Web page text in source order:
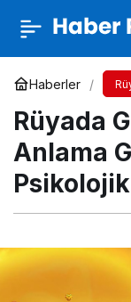
Haberler
Rüyada
Anlama
Rüyada
İslami ve